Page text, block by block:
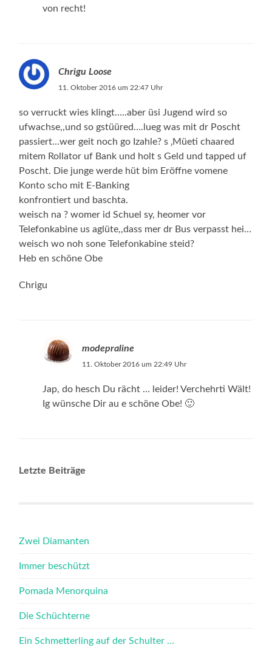
von recht!
Chrigu Loose
11. Oktober 2016 um 22:47 Uhr
so verruckt wies klingt…..aber üsi Jugend wird so
ufwachse,,und so gstüüred….lueg was mit dr Poscht
passiert…wer geit noch go Izahle? s ‚Müeti chaared
mitem Rollator uf Bank und holt s Geld und tapped uf
Poscht. Die junge werde hüt bim Eröffne vomene
Konto scho mit E-Banking
konfrontiert und baschta.
weisch na ? womer id Schuel sy, heomer vor
Telefonkabine us aglüte,,dass mer dr Bus verpasst hei…
weisch wo noh sone Telefonkabine steid?
Heb en schöne Obe
Chrigu
modepraline
11. Oktober 2016 um 22:49 Uhr
Jap, do hesch Du rächt … leider! Verchehrti Wält!
Ig wünsche Dir au e schöne Obe! 🙂
Letzte Beiträge
Zwei Diamanten
Immer beschützt
Pomada Menorquina
Die Schüchterne
Ein Schmetterling auf der Schulter …